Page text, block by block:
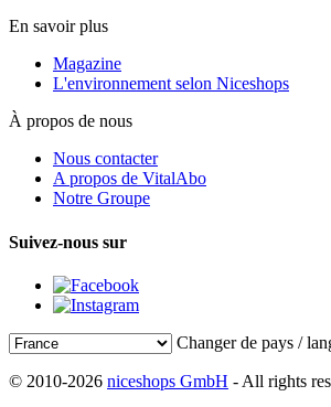
En savoir plus
Magazine
L'environnement selon Niceshops
À propos de nous
Nous contacter
A propos de VitalAbo
Notre Groupe
Suivez-nous sur
Changer de pays /
© 2010-2026 niceshops GmbH - All rights